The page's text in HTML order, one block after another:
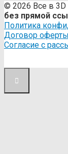
© 2026 Все в 3D
без прямой
Политика
Договор оферты
Согласие с